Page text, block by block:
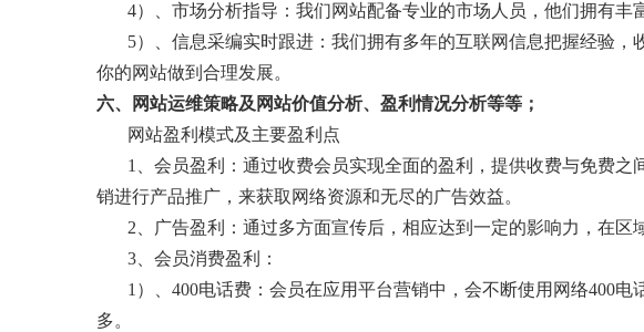
4）、市场分析指导：我们网站配备专业的市场人员，他们拥有丰
5）、信息采编实时跟进：我们拥有多年的互联网信息把握经验
你的网站做到合理发展。
六、网站运维策略及网站价值分析、盈利情况分析等等；
网站盈利模式及主要盈利点
1、会员盈利：通过收费会员实现全面的盈利，提供收费与免费
销进行产品推广，来获取网络资源和无尽的广告效益。
2、广告盈利：通过多方面宣传后，相应达到一定的影响力，在
3、会员消费盈利：
1）、400电话费：会员在应用平台营销中，会不断使用网络400
多。